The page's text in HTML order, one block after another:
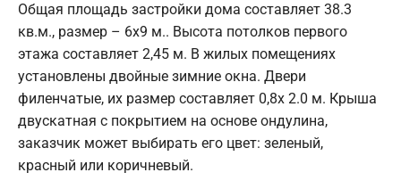
Общая площадь застройки дома составляет 38.3
кв.м., размер – 6х9 м.. Высота потолков первого
этажа составляет 2,45 м. В жилых помещениях
установлены двойные зимние окна. Двери
филенчатые, их размер составляет 0,8x 2.0 м. Крыша
двускатная с покрытием на основе ондулина,
заказчик может выбирать его цвет: зеленый,
красный или коричневый.